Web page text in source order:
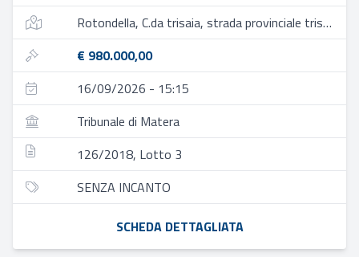
Rotondella, C.da trisaia, strada provinciale trisaia
€ 980.000,00
16/09/2026 - 15:15
Tribunale di Matera
126/2018, Lotto 3
SENZA INCANTO
SCHEDA DETTAGLIATA